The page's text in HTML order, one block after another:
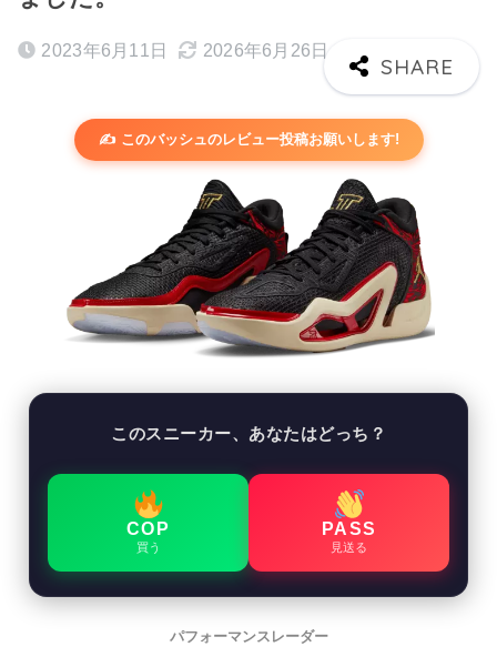
2023年6月11日 2026年6月26日
✍️ このバッシュのレビュー投稿お願いします!
このスニーカー、あなたはどっち？
COP
買う
PASS
見送る
パフォーマンスレーダー